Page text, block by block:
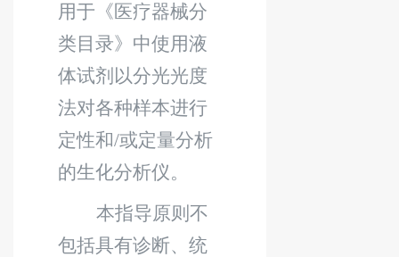
用于《医疗器械分
类目录》中使用液
体试剂以分光光度
法对各种样本进行
定性和/或定量分析
的生化分析仪。
本指导原则不
包括具有诊断、统